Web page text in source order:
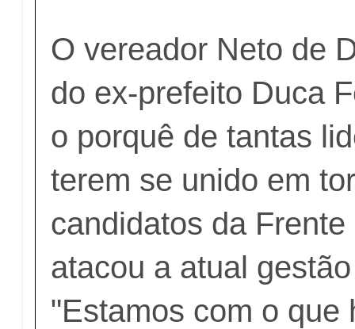
O vereador Neto de
do ex-prefeito Duca
o porquê de tantas
terem se unido em
candidatos da
atacou a atual
"Estamos com o que